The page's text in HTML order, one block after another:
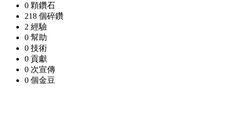
0 顆鑽石
218 個碎鑽
2 經驗
0 幫助
0 技術
0 貢獻
0 次宣傳
0 個金豆